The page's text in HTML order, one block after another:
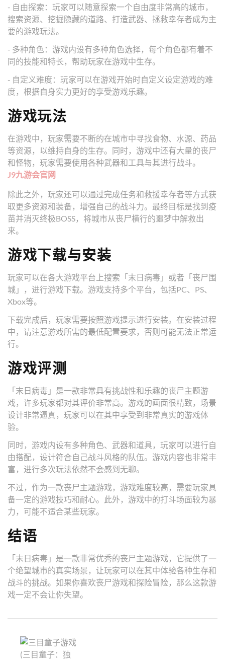
- 自由探索：玩家可以随意探索一个自由度非常高的城市，
搜索资源、挖掘隐藏的道路、打造武器、拯救幸存者成为主
要的游戏玩法。
- 多种角色：游戏内设有多种角色选择，每个角色都有着不
同的技能和特长，帮助玩家在游戏中生存。
- 自定义难度：玩家可以在游戏开始时自定义设定游戏的难
度，根据自身实力更好的享受游戏乐趣。
游戏玩法
在游戏中，玩家需要不断的在城市中寻找食物、水源、药品
等资源，以维持自身的生存。同时，游戏中还有大量的丧尸
和怪物，玩家需要使用各种武器和工具与其进行战斗。
J9九游会官网
除此之外，玩家还可以通过完成任务和救援幸存者等方式获
取更多资源和装备，增强自己的战斗力。最终目标是找到疫
苗并消灭终极BOSS，将城市从丧尸横行的噩梦中解救出
来。
游戏下载与安装
玩家可以在各大游戏平台上搜索「末日病毒」或者「丧尸围
城」，进行游戏下载。游戏支持多个平台，包括PC、PS、
Xbox等。
下载完成后，玩家需要按照游戏提示进行安装。在安装过程
中，请注意游戏所需的最低配置要求，否则可能无法正常运
行。
游戏评测
「末日病毒」是一款非常具有挑战性和乐趣的丧尸主题游
戏，许多玩家都对其评价非常高。游戏的画面很精致，场景
设计非常逼真，玩家可以在其中享受到非常真实的游戏体
验。
同时，游戏内设有多种角色、武器和道具，玩家可以进行自
由搭配，设计符合自己战斗风格的队伍。游戏内容也非常丰
富，进行多次玩法依然不会感到无聊。
不过，作为一款丧尸主题游戏，游戏难度较高，需要玩家具
备一定的游戏技巧和耐心。此外，游戏中的打斗场面较为暴
力，可能不适合某些玩家。
结语
「末日病毒」是一款非常优秀的丧尸主题游戏，它提供了一
个绝望城市的真实场景，让玩家可以在其中体验各种生存和
战斗的挑战。如果你喜欢丧尸游戏和探险冒险，那么这款游
戏一定不会让你失望。